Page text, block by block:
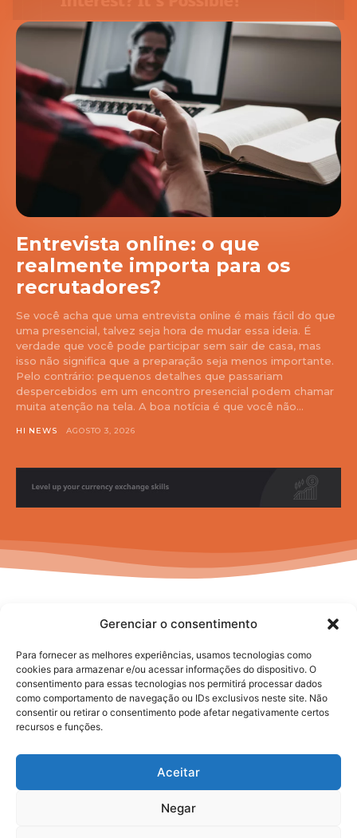
Gerenciar o consentimento
Para fornecer as melhores experiências, usamos tecnologias como
cookies para armazenar e/ou acessar informações do dispositivo. O
consentimento para essas tecnologias nos permitirá processar dados
como comportamento de navegação ou IDs exclusivos neste site. Não
consentir ou retirar o consentimento pode afetar negativamente certos
recursos e funções.
Aceitar
Negar
Entrevista online: o que
realmente importa para os
recrutadores?
Se você acha que uma entrevista online é mais fácil do que
uma presencial, talvez seja hora de mudar essa ideia. É
verdade que você pode participar sem sair de casa, mas
isso não significa que a preparação seja menos importante.
Pelo contrário: pequenos detalhes que passariam
despercebidos em um encontro presencial podem chamar
muita atenção na tela. A boa notícia é que você não...
HI NEWS AGOSTO 3, 2026
No posts to display